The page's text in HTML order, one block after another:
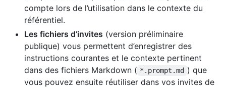
compte lors de l’utilisation dans le contexte du
référentiel.
Les fichiers d’invites (version préliminaire
publique) vous permettent d’enregistrer des
instructions courantes et le contexte pertinent
dans des fichiers Markdown ( *.prompt.md ) que
vous pouvez ensuite réutiliser dans vos invites de